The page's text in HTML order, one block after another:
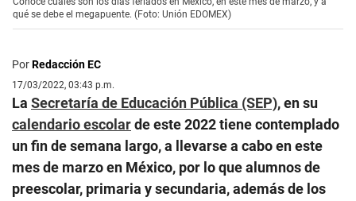
qué se debe el megapuente. (Foto: Unión EDOMEX)
PorRedacción EC
17/03/2022, 03:43 p.m.
La Secretaría de Educación Pública (SEP), en su
calendario escolarde este 2022 tiene contemplado
un fin de semana largo, a llevarse a cabo en este
mes de marzo en México, por lo que alumnos de
preescolar, primaria y secundaria, además de los